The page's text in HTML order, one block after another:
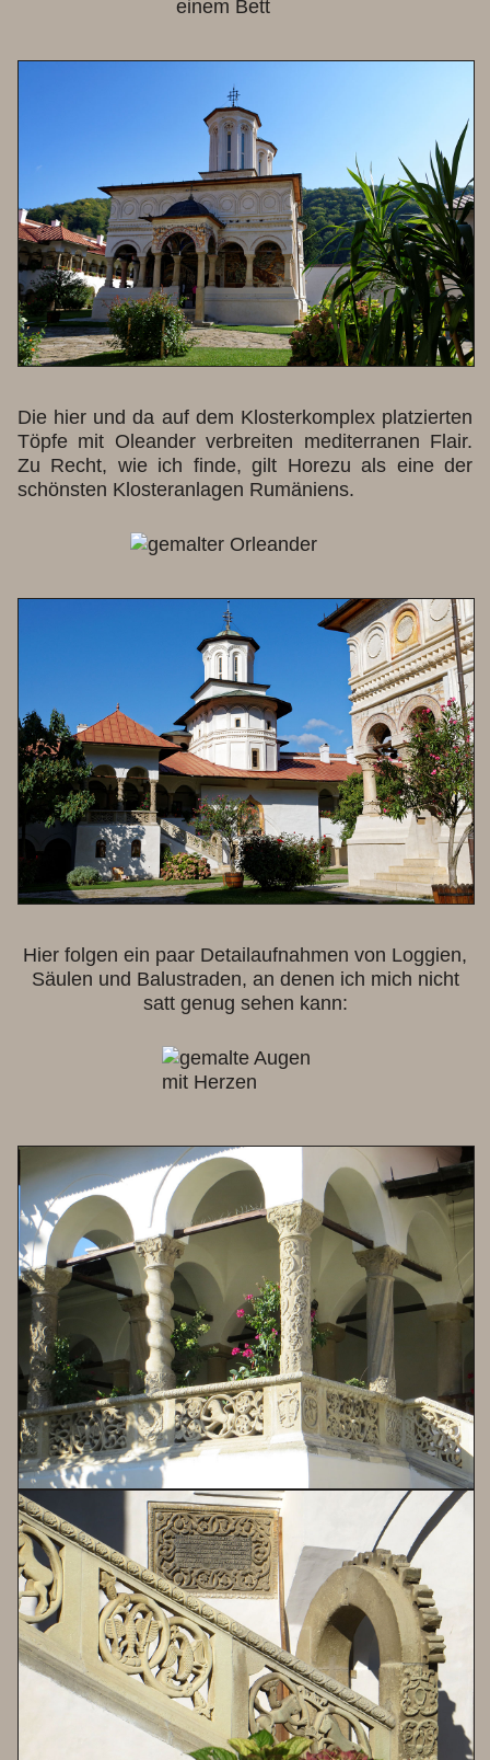
Die hier und da auf dem Klosterkomplex platzierten
Töpfe mit Oleander verbreiten mediterranen Flair.
Zu Recht, wie ich finde, gilt Horezu als eine der
schönsten Klosteranlagen Rumäniens.
Hier folgen ein paar Detailaufnahmen von Loggien,
Säulen und Balustraden, an denen ich mich nicht
satt genug sehen kann: